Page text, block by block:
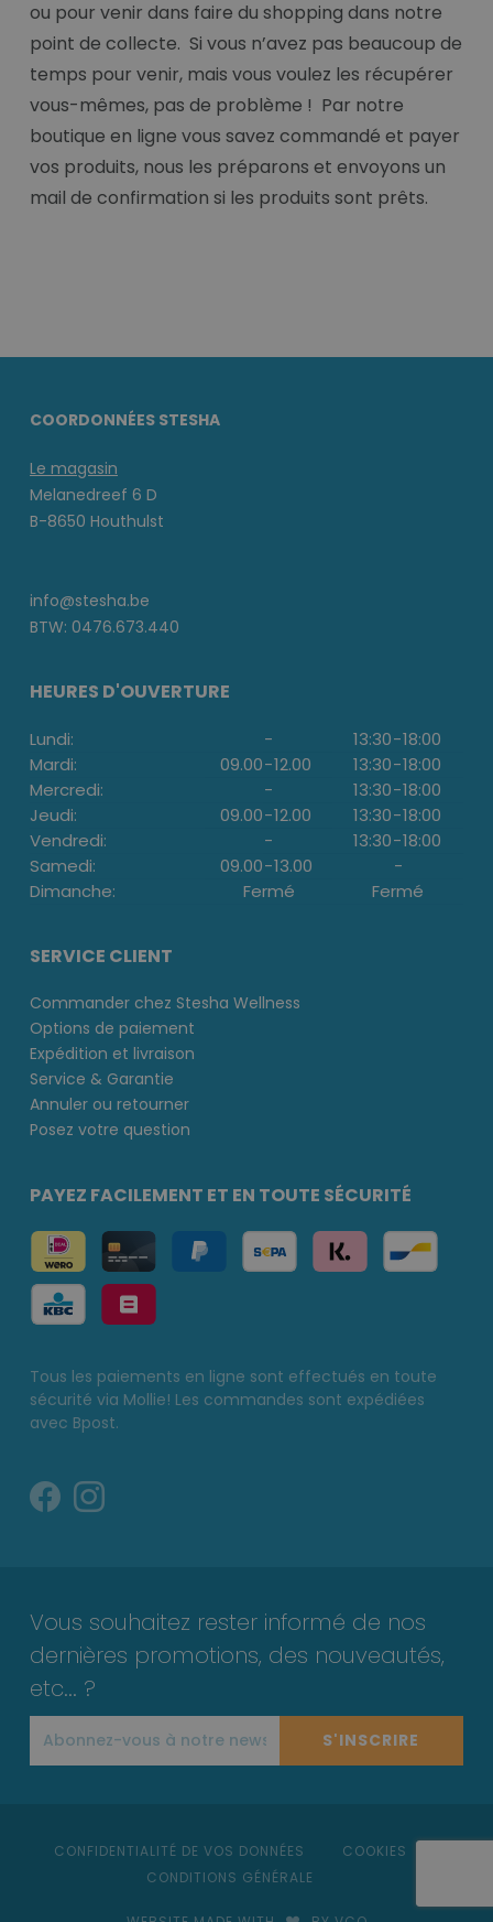
ou pour venir dans faire du shopping dans notre
point de collecte. Si vous n’avez pas beaucoup de
temps pour venir, mais vous voulez les récupérer
vous-mêmes, pas de problème ! Par notre
boutique en ligne vous savez commandé et payer
vos produits, nous les préparons et envoyons un
mail de confirmation si les produits sont prêts.
COORDONNÉES STESHA
Le magasin
Melanedreef 6 D
B-8650 Houthulst
info@stesha.be
BTW: 0476.673.440
HEURES D'OUVERTURE
Lundi: - 13:30-18:00
Mardi:
09.00-12.00 13:30-18:00
Mercredi:
- 13:30-18:00
Jeudi:
09.00-12.00 13:30-18:00
Vendredi:
- 13:30-18:00
Samedi:
09.00-13.00
-
Dimanche:
Fermé Fermé
SERVICE CLIENT
Commander chez Stesha Wellness
Options de paiement
Expédition et livraison
Service & Garantie
Annuler ou retourner
Posez votre question
PAYEZ FACILEMENT ET EN TOUTE SÉCURITÉ
Tous les paiements en ligne sont effectués en toute
sécurité via Mollie! Les commandes sont expédiées
avec Bpost.
Vous souhaitez rester informé de nos
dernières promotions, des nouveautés,
etc... ?
S'INSCRIRE
CONFIDENTIALITÉ DE VOS DONNÉES
COOKIES
CONDITIONS GÉNÉRALE